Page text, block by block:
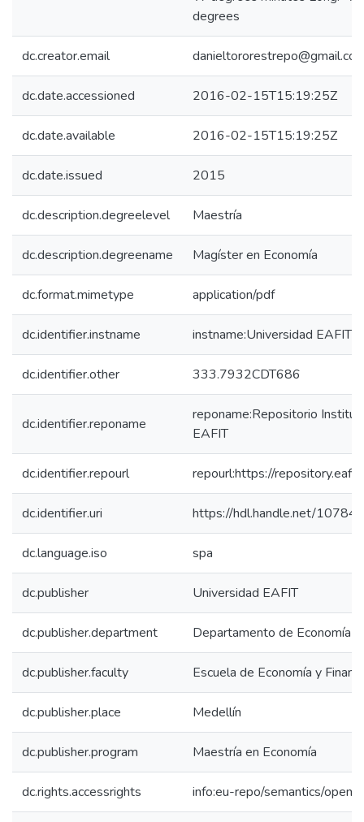
degrees
dc.creator.email
dc.date.accessioned 2016-02-15T15:19:25Z
dc.date.available 2016-02-15T15:19:25Z
dc.date.issued 2015
dc.description.degreelevel Maestría
dc.description.degreename Magíster en Economía
dc.format.mimetype application/pdf
dc.identifier.instname instname:Universidad EAFIT
dc.identifier.other 333.7932CDT686
dc.identifier.reponame
reponame:Repositorio
EAFIT
dc.identifier.repourl repourl:https://
dc.identifier.uri https://hdl.handle.net/
dc.language.iso spa
dc.publisher Universidad EAFIT
dc.publisher.department Departamento de Economía
dc.publisher.faculty Escuela de Economía y
dc.publisher.place Medellín
dc.publisher.program Maestría en Economía
dc.rights.accessrights info:eu-repo/semantics/